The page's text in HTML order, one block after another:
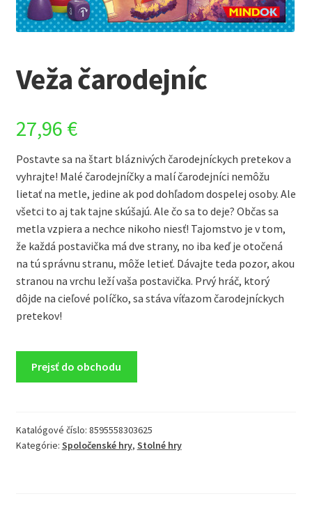
Veža čarodejníc
27,96 €
Postavte sa na štart bláznivých čarodejníckych pretekov a
vyhrajte! Malé čarodejníčky a malí čarodejníci nemôžu
lietať na metle, jedine ak pod dohľadom dospelej osoby. Ale
všetci to aj tak tajne skúšajú. Ale čo sa to deje? Občas sa
metla vzpiera a nechce nikoho niesť! Tajomstvo je v tom,
že každá postavička má dve strany, no iba keď je otočená
na tú správnu stranu, môže letieť. Dávajte teda pozor, akou
stranou na vrchu leží vaša postavička. Prvý hráč, ktorý
dôjde na cieľové políčko, sa stáva víťazom čarodejníckych
pretekov!
Prejsť do obchodu
Katalógové číslo: 8595558303625
Kategórie: Spoločenské hry, Stolné hry